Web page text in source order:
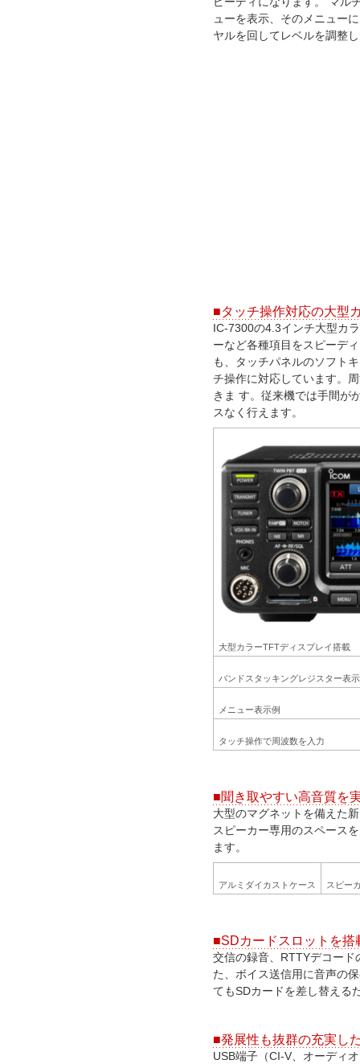
ューを表示、そのメニュー
ヤルを回してレベルを調整
■タッチ操作対応の大型
IC-7300の4.3インチ大型カ
ーなど各種項目をスピーデ
も、タッチパネルのソフト
チ操作に対応しています。
きま す。従来機では手間が
スなく行えます。
大型カラーTFTディスプレイ搭載
バンドスタッキングレジスター表示
メニュー表示例
タッチ操作で周波数を入力
■聞き取やすい高音質を
大型のマグネットを備えた
スピーカー専用のスペース
ます。
アルミダイカストケース スピー
■SDカードスロットを搭
交信の録音、RTTYデコード
た、ボイス送信用に音声の
てもSDカードを差し替える
■発展性も抜群の充実し
USB端子（CI-V、オーディ